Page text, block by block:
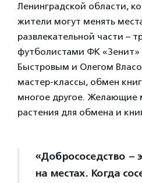
Ленинградской области,
жители могут менять
развлекательной части –
футболистами ФК
Быстровым и Олегом
мастер-классы, обмен
многое другое. Желающие
растения для обмена и
«Добрососедство –
на местах. Когда